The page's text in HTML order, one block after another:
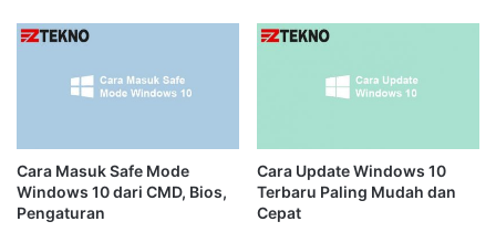
Cara Masuk Safe Mode
Windows 10 dari CMD, Bios,
Pengaturan
Cara Update Windows 10
Terbaru Paling Mudah dan
Cepat